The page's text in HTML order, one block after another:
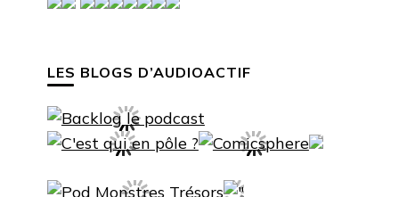
LES BLOGS D’AUDIOACTIF